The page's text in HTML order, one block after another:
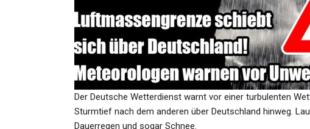
Der Deutsche Wetterdienst warnt vor einer turbulenten
Sturmtief nach dem anderen über Deutschland hinweg.
Dauerregen und sogar Schnee.
KULTUR
Brücke-Museum Erinnert An
Enteignete Sammler: Sie
Brachten…
Admin Sep 1, 2024